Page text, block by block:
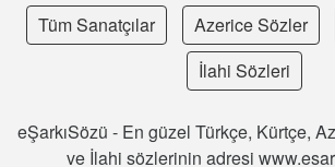
Tüm Sanatçılar Azerice Sözler
İlahi Sözleri
eŞarkıSözü - En güzel Türkçe, Kürtçe,
ve İlahi sözlerinin adresi